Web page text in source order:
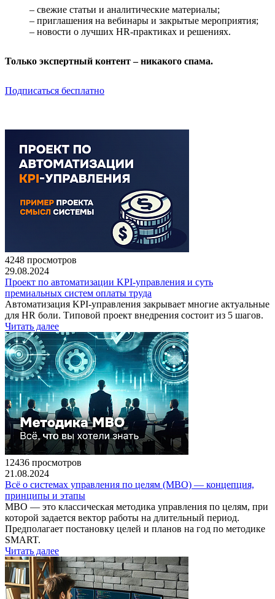
– свежие статьи и аналитические материалы;
– приглашения на вебинары и закрытые мероприятия;
– новости о лучших HR-практиках и решениях.
Только экспертный контент – никакого спама.
Подписаться бесплатно
4248 просмотров
29.08.2024
Проект по автоматизации KPI-управления и суть
премиальных систем оплаты труда
Автоматизация KPI-управления закрывает многие актуальные
для HR боли. Типовой проект внедрения состоит из 5 шагов.
Читать далее
12436 просмотров
21.08.2024
Всё о системах управления по целям (MBO) — концепция,
принципы и этапы
MBO — это классическая методика управления по целям, при
которой задается вектор работы на длительный период.
Предполагает постановку целей и планов на год по методике
SMART.
Читать далее